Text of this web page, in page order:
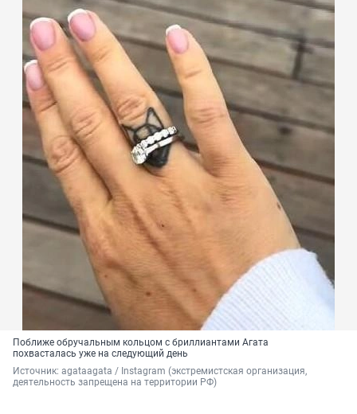
Поближе обручальным кольцом с бриллиантами Агата
похвасталась уже на следующий день
Источник: agataagata / Instagram (экстремистская организация,
деятельность запрещена на территории РФ)